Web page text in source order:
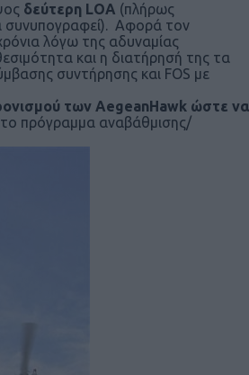
δεύτερη LOA (πλήρως
συνυπογραφεί). Αφορά τον
λόγω της αδυναμίας
και η διατήρησή της τα
συντήρησης και FOS με
των AegeanHawk ώστε να
το πρόγραμμα αναβάθμισης/